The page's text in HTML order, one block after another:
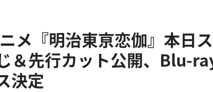
メ『明治東亰恋伽』本日
＆先行カット公開、Blu-
決定